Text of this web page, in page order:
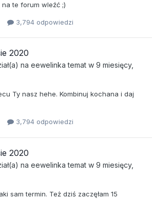
na te forum wleźć ;)
3,794 odpowiedzi
2020
na eewelinka temat w 9 miesięcy,
Ty nasz hehe. Kombinuj kochana i daj
3,794 odpowiedzi
2020
na eewelinka temat w 9 miesięcy,
sam termin. Też dziś zaczęłam 15